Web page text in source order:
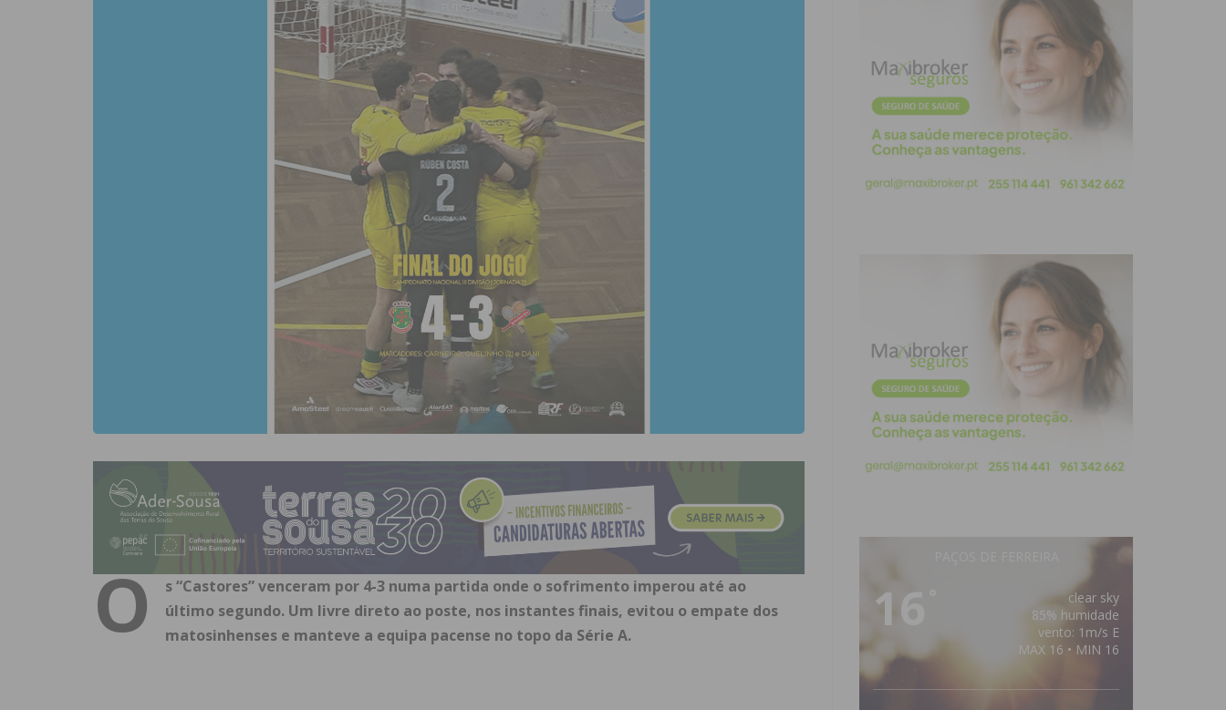
O
s “Castores” venceram por 4-3 numa partida onde o sofrimento imperou até ao
último segundo. Um livre direto ao poste, nos instantes finais, evitou o empate dos
matosinhenses e manteve a equipa pacense no topo da Série A.
16
clear sky
85% humidade
vento: 1m/s E
MAX 16 • MIN 16